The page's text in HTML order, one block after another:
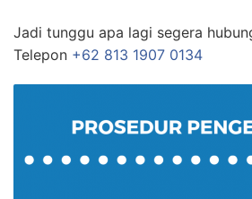
Jadi tunggu apa lagi segera
Telepon +62 813 1907 0134